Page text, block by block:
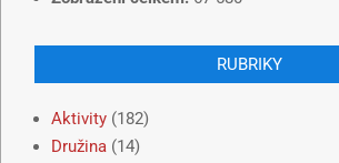
RUBRIKY
Aktivity (182)
Družina (14)